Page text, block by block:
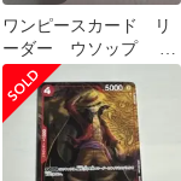
ワンピースカード リ
ーダー ウソップ プ
ロモ パラレル レア